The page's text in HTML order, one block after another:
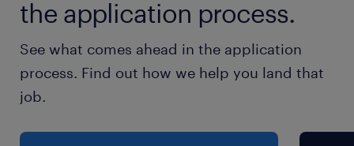
＜その他補足＞
（入社4ヶ月から支給、扶養家族に限る）
役職手当
健康診断
インフルエンザ予防接種費用
the application process.
See what comes ahead in the application
process. Find out how we help you land that
job.